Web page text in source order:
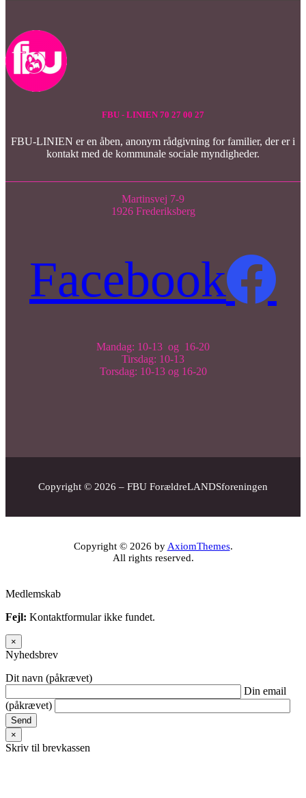
FBU - LINIEN 70 27 00 27
FBU-LINIEN er en åben, anonym rådgivning for familier, der er i
kontakt med de kommunale sociale myndigheder.
Martinsvej 7-9
1926 Frederiksberg
Facebook
Mandag: 10-13 og 16-20
Tirsdag: 10-13
Torsdag: 10-13 og 16-20
Copyright © 2026 – FBU ForældreLANDSforeningen
Copyright © 2026 by AxiomThemes.
All rights reserved.
Medlemskab
Fejl: Kontaktformular ikke fundet.
×
Nyhedsbrev
Dit navn (påkrævet)
Din email
(påkrævet)
×
Skriv til brevkassen